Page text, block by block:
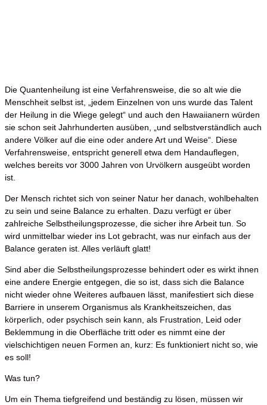
Die Quantenheilung ist eine Verfahrensweise, die so alt wie die
Menschheit selbst ist, „jedem Einzelnen von uns wurde das Talent
der Heilung in die Wiege gelegt“ und auch den Hawaiianern würden
sie schon seit Jahrhunderten ausüben, „und selbstverständlich auch
andere Völker auf die eine oder andere Art und Weise“. Diese
Verfahrensweise, entspricht generell etwa dem Handauflegen,
welches bereits vor 3000 Jahren von Urvölkern ausgeübt worden
ist.
Der Mensch richtet sich von seiner Natur her danach, wohlbehalten
zu sein und seine Balance zu erhalten. Dazu verfügt er über
zahlreiche Selbstheilungsprozesse, die sicher ihre Arbeit tun. So
wird unmittelbar wieder ins Lot gebracht, was nur einfach aus der
Balance geraten ist. Alles verläuft glatt!
Sind aber die Selbstheilungsprozesse behindert oder es wirkt ihnen
eine andere Energie entgegen, die so ist, dass sich die Balance
nicht wieder ohne Weiteres aufbauen lässt, manifestiert sich diese
Barriere in unserem Organismus als Krankheitszeichen, das
körperlich, oder psychisch sein kann, als Frustration, Leid oder
Beklemmung in die Oberfläche tritt oder es nimmt eine der
vielschichtigen neuen Formen an, kurz: Es funktioniert nicht so, wie
es soll!
Was tun?
Um ein Thema tiefgreifend und beständig zu lösen, müssen wir